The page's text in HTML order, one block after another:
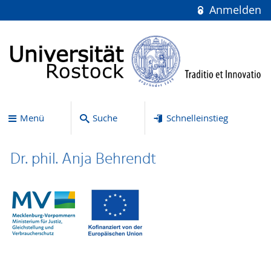
Anmelden
Menü Suche Schnelleinstieg
Dr. phil. Anja Behrendt